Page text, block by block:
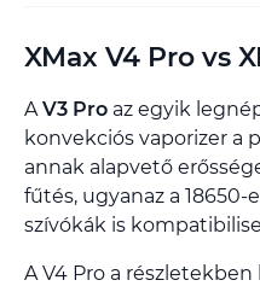
XMax V4 Pro vs
A V3 Pro az egyik
konvekciós vaporizer a
annak alapvető
fűtés, ugyanaz a
szívókák is
A V4 Pro a